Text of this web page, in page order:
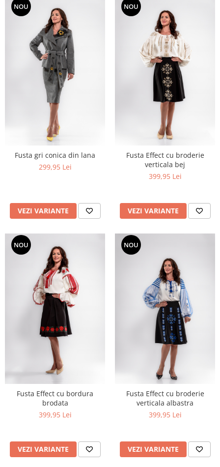
NOU
Fusta gri conica din lana
299,95 Lei
VEZI VARIANTE
NOU
Fusta Effect cu broderie
verticala bej
399,95 Lei
VEZI VARIANTE
NOU
Fusta Effect cu bordura
brodata
399,95 Lei
VEZI VARIANTE
NOU
Fusta Effect cu broderie
verticala albastra
399,95 Lei
VEZI VARIANTE